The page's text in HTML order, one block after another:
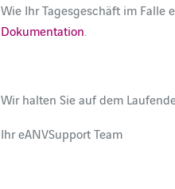
Wie Ihr Tagesgeschäft im Falle
Dokumentation
Wir halten Sie auf dem
Ihr eANVSupport Team